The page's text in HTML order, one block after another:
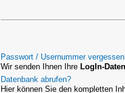
Passwort / Usernummer
Wir senden Ihnen Ihre LogIn-Daten
Datenbank abrufen?
Hier können Sie den kompletten